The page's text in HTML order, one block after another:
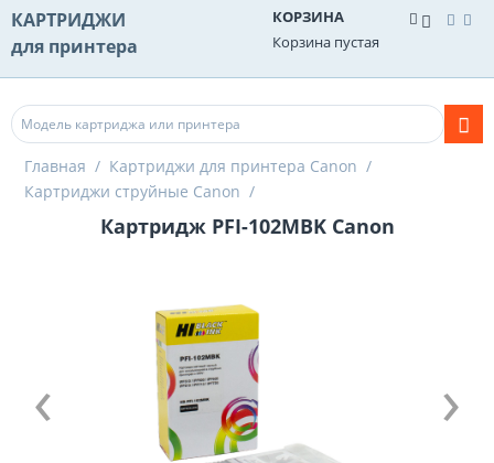
КАРТРИДЖИ
для принтера
КОРЗИНА
Корзина пустая
Главная / Картриджи для принтера Canon /
Картриджи струйные Canon /
Картридж PFI-102MBK Canon